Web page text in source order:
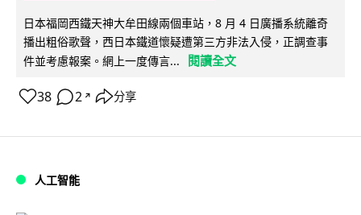
日本福岡西鐵天神大牟田線兩個車站，8 月 4 日廣播系統離奇
播出粗俗歌聲，西日本鐵道懷疑遭第三方非法入侵，正調查事
件並考慮報案。網上一度傳言...
閱讀全文
38 2 ↗ 分享
人工智能